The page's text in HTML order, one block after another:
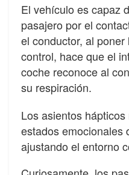
El vehículo es capaz
pasajero por el
el conductor, al
control, hace que el
coche reconoce al
su respiración.
Los asientos
estados emocionales
ajustando el entorno